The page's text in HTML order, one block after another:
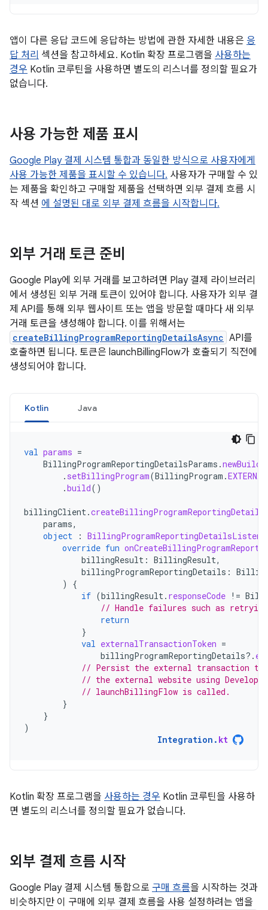
앱이 다른 응답 코드에 응답하는 방법에 관한 자세한 내용은 응
답 처리 섹션을 참고하세요. Kotlin 확장 프로그램을 사용하는
경우 Kotlin 코루틴을 사용하면 별도의 리스너를 정의할 필요가
없습니다.
사용 가능한 제품 표시
Google Play 결제 시스템 통합과 동일한 방식으로 사용자에게
사용 가능한 제품을 표시할 수 있습니다. 사용자가 구매할 수 있
는 제품을 확인하고 구매할 제품을 선택하면 외부 결제 흐름 시
작 섹션 에 설명된 대로 외부 결제 흐름을 시작합니다.
외부 거래 토큰 준비
Google Play에 외부 거래를 보고하려면 Play 결제 라이브러리
에서 생성된 외부 거래 토큰이 있어야 합니다. 사용자가 외부 결
제 API를 통해 외부 웹사이트 또는 앱을 방문할 때마다 새 외부
거래 토큰을 생성해야 합니다. 이를 위해서는
createBillingProgramReportingDetailsAsync API를
호출하면 됩니다. 토큰은 launchBillingFlow가 호출되기 직전에
생성되어야 합니다.
Kotlin Java
val params =
BillingProgramReportingDetailsParams .
. setBillingProgram(BillingProgram .
.build()
billingClient.
params,
object
:
override fun
billingResult : BillingResult,
billingProgramReportingDetails :
)
{
if (billingResult. responseCode !=
// Handle failures such as
return
}
val externalTransactionToken =
billingProgramReportingDetails?.
// Persist the external transaction
// the external website using
// launchBillingFlow is called.
}
}
)
Integration . kt
Kotlin 확장 프로그램을 사용하는 경우 Kotlin 코루틴을 사용하
면 별도의 리스너를 정의할 필요가 없습니다.
외부 결제 흐름 시작
Google Play 결제 시스템 통합으로 구매 흐름을 시작하는 것과
비슷하지만 이 구매에 외부 결제 흐름을 사용 설정하려는 앱을